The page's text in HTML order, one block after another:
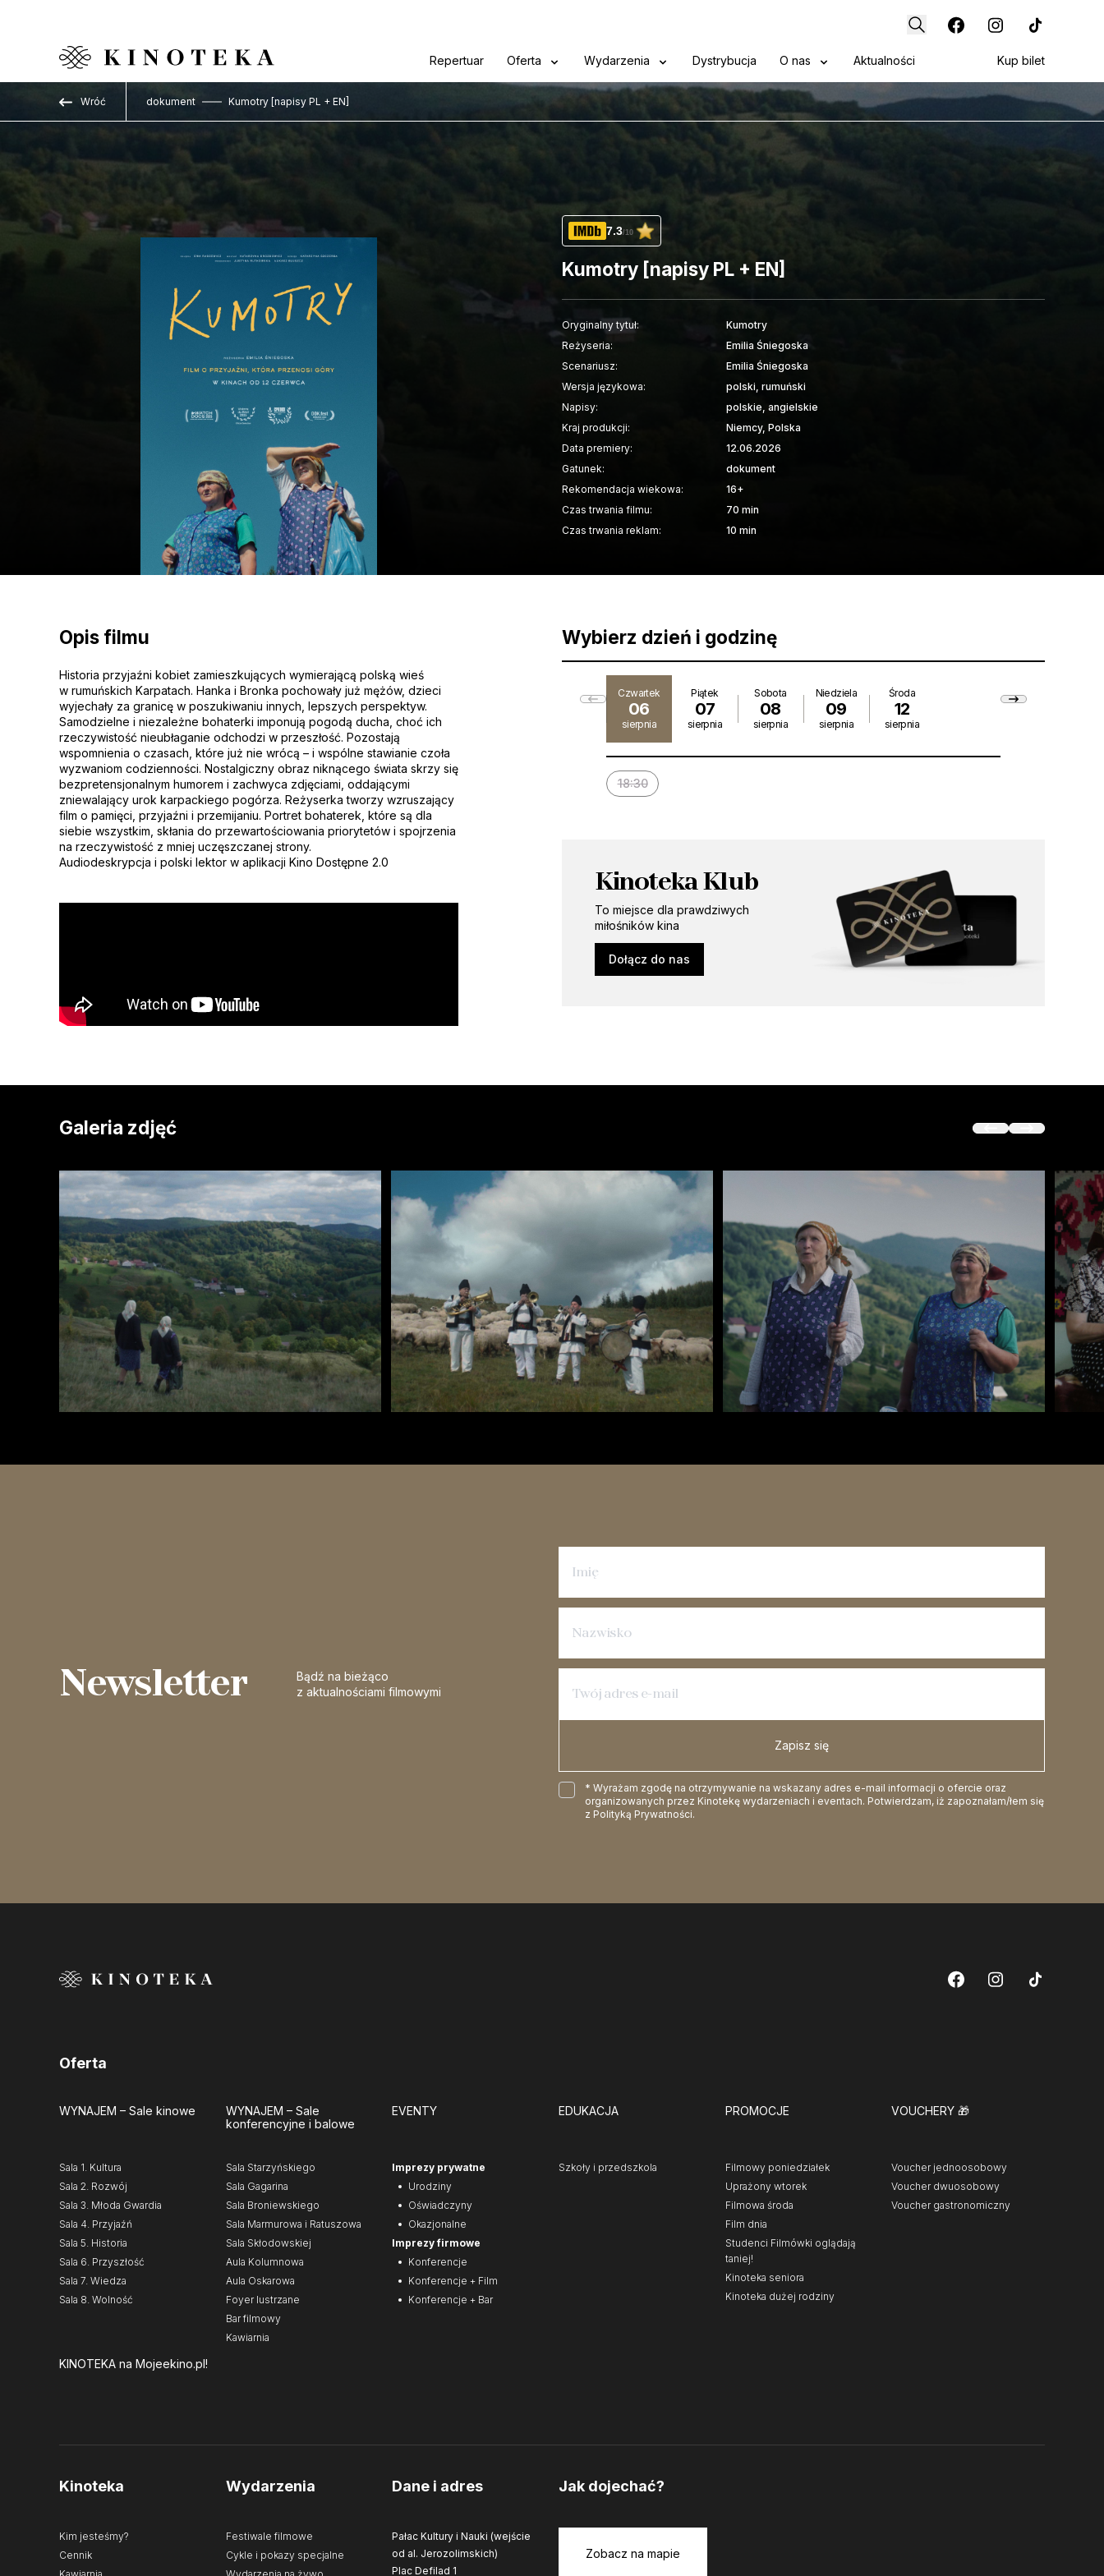
Repertuar Oferta Wydarzenia Dystrybucja O nas Aktualności Kup bilet
Wróć dokument Kumotry [napisy PL + EN]
7.3/10
Kumotry [napisy PL + EN]
Oryginalny tytuł:
Kumotry
Reżyseria:
Emilia Śniegoska
Scenariusz:
Emilia Śniegoska
Wersja językowa:
polski, rumuński
Napisy:
polskie, angielskie
Kraj produkcji:
Niemcy, Polska
Data premiery:
12.06.2026
Gatunek:
dokument
Rekomendacja wiekowa:
16+
Czas trwania filmu:
70 min
Czas trwania reklam:
10 min
Wybierz dzień i godzinę
Czwartek
06
sierpnia
Piątek
07
sierpnia
Sobota
08
sierpnia
Niedziela
09
sierpnia
Środa
12
sierpnia
18:30
Kinoteka Klub
To miejsce dla prawdziwych
miłośników kina
Dołącz do nas
Opis filmu
Historia przyjaźni kobiet zamieszkujących wymierającą polską wieś
w rumuńskich Karpatach. Hanka i Bronka pochowały już mężów, dzieci
wyjechały za granicę w poszukiwaniu innych, lepszych perspektyw.
Samodzielne i niezależne bohaterki imponują pogodą ducha, choć ich
rzeczywistość nieubłaganie odchodzi w przeszłość. Pozostają
wspomnienia o czasach, które już nie wrócą – i wspólne stawianie czoła
wyzwaniom codzienności. Nostalgiczny obraz niknącego świata skrzy się
bezpretensjonalnym humorem i zachwyca zdjęciami, oddającymi
zniewalający urok karpackiego pogórza. Reżyserka tworzy wzruszający
film o pamięci, przyjaźni i przemijaniu. Portret bohaterek, które są dla
siebie wszystkim, skłania do przewartościowania priorytetów i spojrzenia
na rzeczywistość z mniej uczęszczanej strony.
Audiodeskrypcja i polski lektor w aplikacji Kino Dostępne 2.0
Galeria zdjęć
Newsletter
Bądź na bieżąco
z aktualnościami filmowymi
Zapisz się
* Wyrażam zgodę na otrzymywanie na wskazany adres e-mail informacji o ofercie oraz
organizowanych przez Kinotekę wydarzeniach i eventach. Potwierdzam, iż zapoznałam/łem się
z Polityką Prywatności.
Oferta
WYNAJEM – Sale kinowe
Sala 1. Kultura
Sala 2. Rozwój
Sala 3. Młoda Gwardia
Sala 4. Przyjaźń
Sala 5. Historia
Sala 6. Przyszłość
Sala 7. Wiedza
Sala 8. Wolność
WYNAJEM – Sale
konferencyjne i balowe
Sala Starzyńskiego
Sala Gagarina
Sala Broniewskiego
Sala Marmurowa i Ratuszowa
Sala Skłodowskiej
Aula Kolumnowa
Aula Oskarowa
Foyer lustrzane
Bar filmowy
Kawiarnia
EVENTY
Imprezy prywatne
Urodziny
Oświadczyny
Okazjonalne
Imprezy firmowe
Konferencje
Konferencje + Film
Konferencje + Bar
EDUKACJA
Szkoły i przedszkola
PROMOCJE
Filmowy poniedziałek
Uprażony wtorek
Filmowa środa
Film dnia
Studenci Filmówki oglądają
taniej!
Kinoteka seniora
Kinoteka dużej rodziny
VOUCHERY 🎁
Voucher jednoosobowy
Voucher dwuosobowy
Voucher gastronomiczny
KINOTEKA na Mojeekino.pl!
Kinoteka
Kim jesteśmy?
Cennik
Wydarzenia
Festiwale filmowe
Cykle i pokazy specjalne
Dane i adres
Pałac Kultury i Nauki (wejście
od al. Jerozolimskich)
Plac Defilad 1
Jak dojechać?
Zobacz na mapie